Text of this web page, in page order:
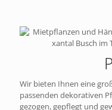
Wir bieten Ihnen eine
passenden dekorativen
gezogen, gepflegt und